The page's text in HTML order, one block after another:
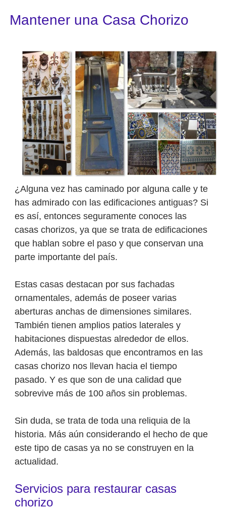
Mantener una Casa Chorizo
¿Alguna vez has caminado por alguna calle y te
has admirado con las edificaciones antiguas? Si
es así, entonces seguramente conoces las
casas chorizos, ya que se trata de edificaciones
que hablan sobre el paso y que conservan una
parte importante del país.
Estas casas destacan por sus fachadas
ornamentales, además de poseer varias
aberturas anchas de dimensiones similares.
También tienen amplios patios laterales y
habitaciones dispuestas alrededor de ellos.
Además, las baldosas que encontramos en las
casas chorizo nos llevan hacia el tiempo
pasado. Y es que son de una calidad que
sobrevive más de 100 años sin problemas.
Sin duda, se trata de toda una reliquia de la
historia. Más aún considerando el hecho de que
este tipo de casas ya no se construyen en la
actualidad.
Servicios para restaurar casas
chorizo